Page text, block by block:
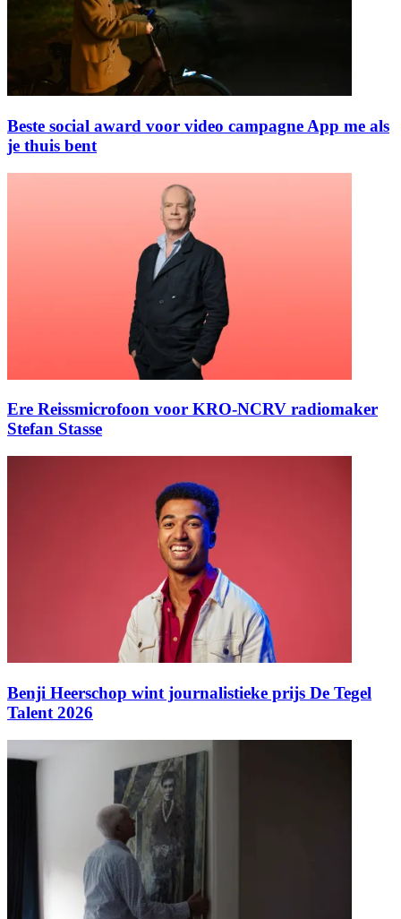
Beste social award voor video campagne App me als
je thuis bent
Ere Reissmicrofoon voor KRO-NCRV radiomaker
Stefan Stasse
Benji Heerschop wint journalistieke prijs De Tegel
Talent 2026